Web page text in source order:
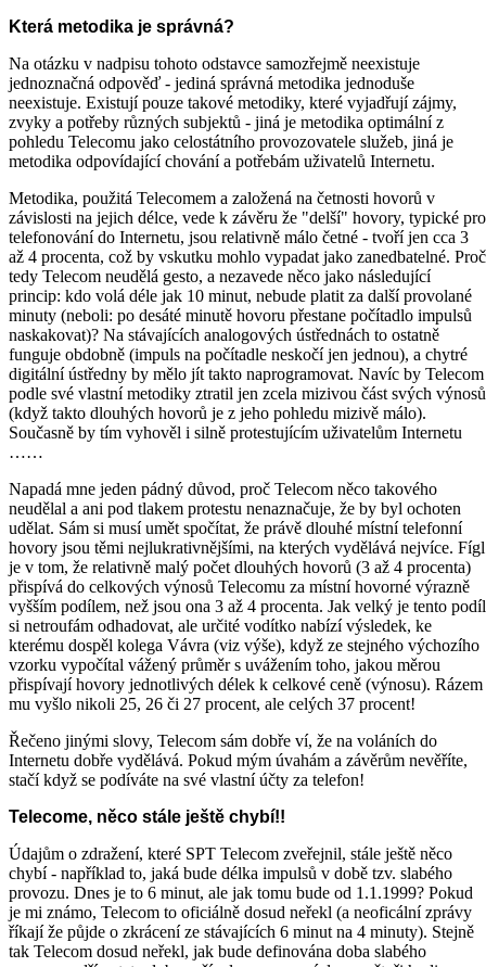
Která metodika je správná?
Na otázku v nadpisu tohoto odstavce samozřejmě neexistuje
jednoznačná odpověď - jediná správná metodika jednoduše
neexistuje. Existují pouze takové metodiky, které vyjadřují zájmy,
zvyky a potřeby různých subjektů - jiná je metodika optimální z
pohledu Telecomu jako celostátního provozovatele služeb, jiná je
metodika odpovídající chování a potřebám uživatelů Internetu.
Metodika, použitá Telecomem a založená na četnosti hovorů v
závislosti na jejich délce, vede k závěru že "delší" hovory, typické pro
telefonování do Internetu, jsou relativně málo četné - tvoří jen cca 3
až 4 procenta, což by vskutku mohlo vypadat jako zanedbatelné. Proč
tedy Telecom neudělá gesto, a nezavede něco jako následující
princip: kdo volá déle jak 10 minut, nebude platit za další provolané
minuty (neboli: po desáté minutě hovoru přestane počítadlo impulsů
naskakovat)? Na stávajících analogových ústřednách to ostatně
funguje obdobně (impuls na počítadle neskočí jen jednou), a chytré
digitální ústředny by mělo jít takto naprogramovat. Navíc by Telecom
podle své vlastní metodiky ztratil jen zcela mizivou část svých výnosů
(když takto dlouhých hovorů je z jeho pohledu mizivě málo).
Současně by tím vyhověl i silně protestujícím uživatelům Internetu
……
Napadá mne jeden pádný důvod, proč Telecom něco takového
neudělal a ani pod tlakem protestu nenaznačuje, že by byl ochoten
udělat. Sám si musí umět spočítat, že právě dlouhé místní telefonní
hovory jsou těmi nejlukrativnějšími, na kterých vydělává nejvíce. Fígl
je v tom, že relativně malý počet dlouhých hovorů (3 až 4 procenta)
přispívá do celkových výnosů Telecomu za místní hovorné výrazně
vyšším podílem, než jsou ona 3 až 4 procenta. Jak velký je tento podíl
si netroufám odhadovat, ale určité vodítko nabízí výsledek, ke
kterému dospěl kolega Vávra (viz výše), když ze stejného výchozího
vzorku vypočítal vážený průměr s uvážením toho, jakou měrou
přispívají hovory jednotlivých délek k celkové ceně (výnosu). Rázem
mu vyšlo nikoli 25, 26 či 27 procent, ale celých 37 procent!
Řečeno jinými slovy, Telecom sám dobře ví, že na voláních do
Internetu dobře vydělává. Pokud mým úvahám a závěrům nevěříte,
stačí když se podíváte na své vlastní účty za telefon!
Telecome, něco stále ještě chybí!!
Údajům o zdražení, které SPT Telecom zveřejnil, stále ještě něco
chybí - například to, jaká bude délka impulsů v době tzv. slabého
provozu. Dnes je to 6 minut, ale jak tomu bude od 1.1.1999? Pokud
je mi známo, Telecom to oficiálně dosud neřekl (a neoficální zprávy
říkají že půjde o zkrácení ze stávajících 6 minut na 4 minuty). Stejně
tak Telecom dosud neřekl, jak bude definována doba slabého